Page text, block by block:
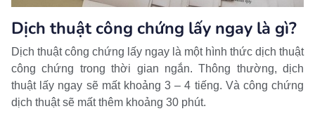
Dịch thuật công chứng lấy ngay là gì?
Dịch thuật công chứng lấy ngay là một hình thức dịch thuật
công chứng trong thời gian ngắn. Thông thường, dịch
thuật lấy ngay sẽ mất khoảng 3 – 4 tiếng. Và công chứng
dịch thuật sẽ mất thêm khoảng 30 phút.